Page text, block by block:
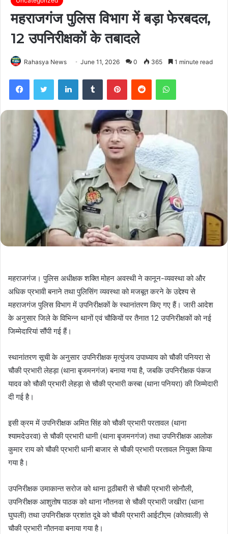
महराजगंज पुलिस विभाग में बड़ा फेरबदल,
12 उपनिरीक्षकों के तबादले
Rahasya News June 11, 2026 0 365 1 minute read
FacebookTwitter LinkedInTumblr PinterestReddit WhatsApp
महराजगंज। पुलिस अधीक्षक शक्ति मोहन अवस्थी ने कानून-व्यवस्था को और
अधिक प्रभावी बनाने तथा पुलिसिंग व्यवस्था को मजबूत करने के उद्देश्य से
महराजगंज पुलिस विभाग में उपनिरीक्षकों के स्थानांतरण किए गए हैं। जारी आदेश
के अनुसार जिले के विभिन्न थानों एवं चौकियों पर तैनात 12 उपनिरीक्षकों को नई
जिम्मेदारियां सौंपी गई हैं।
स्थानांतरण सूची के अनुसार उपनिरीक्षक मृत्युंजय उपाध्याय को चौकी पनियरा से
चौकी प्रभारी लेहड़ा (थाना बृजमनगंज) बनाया गया है, जबकि उपनिरीक्षक पंकज
यादव को चौकी प्रभारी लेहड़ा से चौकी प्रभारी कस्बा (थाना पनियरा) की जिम्मेदारी
दी गई है।
इसी क्रम में उपनिरीक्षक अमित सिंह को चौकी प्रभारी परतावल (थाना
श्यामदेउरवा) से चौकी प्रभारी धानी (थाना बृजमनगंज) तथा उपनिरीक्षक आलोक
कुमार राय को चौकी प्रभारी धानी बाजार से चौकी प्रभारी परतावल नियुक्त किया
गया है।
उपनिरीक्षक उमाकान्त सरोज को थाना ठूठीबारी से चौकी प्रभारी सोनौली,
उपनिरीक्षक आशुतोष पाठक को थाना नौतनवा से चौकी प्रभारी जखीरा (थाना
घुघली) तथा उपनिरीक्षक प्रशांत दूबे को चौकी प्रभारी आईटीएम (कोतवाली) से
चौकी प्रभारी नौतनवा बनाया गया है।